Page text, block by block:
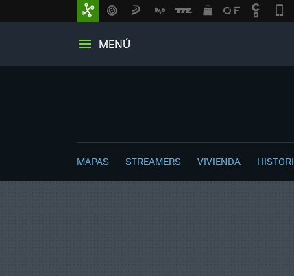
MENÚ
MAPAS STREAMERS VIVIENDA